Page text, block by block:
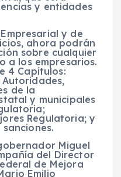
y entidades
y de
ahora podrán
sobre cualquier
a los empresarios.
4 Capítulos:
Autoridades,
de la
y municipales
Regulatoria; y
Miguel
del Director
de Mejora
Emilio